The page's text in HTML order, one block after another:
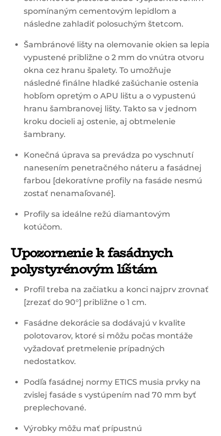
spomínaným cementovým lepidlom a
následne zahladiť polosuchým štetcom.
Šambránové lišty na olemovanie okien sa lepia
vypustené približne o 2 mm do vnútra otvoru
okna cez hranu špalety. To umožňuje
následné finálne hladké zašúchanie ostenia
hobľom opretým o APU lištu a o vypustenú
hranu šambranovej lišty. Takto sa v jednom
kroku docieli aj ostenie, aj obtmelenie
šambrany.
Konečná úprava sa prevádza po vyschnutí
nanesením penetračného náteru a fasádnej
farbou [dekoratívne profily na fasáde nesmú
zostať nenamaľované].
Profily sa ideálne režú diamantovým
kotúčom.
Upozornenie k fasádnych
polystyrénovým líštám
Profil treba na začiatku a konci najprv zrovnať
[zrezať do 90°] približne o 1 cm.
Fasádne dekorácie sa dodávajú v kvalite
polotovarov, ktoré si môžu počas montáže
vyžadovať pretmelenie prípadných
nedostatkov.
Podľa fasádnej normy ETICS musia prvky na
zvislej fasáde s vystúpením nad 70 mm byť
preplechované.
Výrobky môžu mať prípustnú